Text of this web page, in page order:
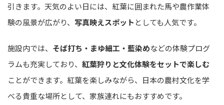
引きます。天気のよい日には、紅葉に囲まれた馬や農作業体
験の風景が広がり、 写真映えスポット としても人気です。
施設内では、 そば打ち・まゆ細工・藍染めなどの体験プログ
ラムも充実しており、 紅葉狩りと文化体験をセットで楽しむ
ことができます。紅葉を楽しみながら、日本の農村文化を学
べる貴重な場所として、家族連れにもおすすめです。